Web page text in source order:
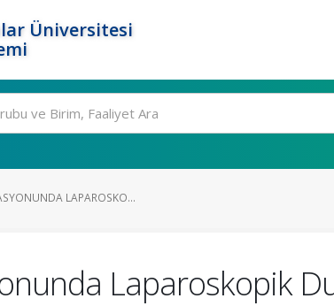
Üniversitesi
LAPAROSKO...
Laparoskopik